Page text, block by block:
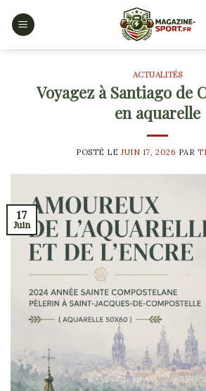
ACTUALITÉS
Voyagez à Santiago de
en aquarelle
POSTÉ LEJUIN 17, 2026 PAR
17
Juin